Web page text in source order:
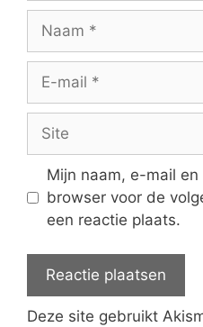
mail
Mijn naam, e-mail
browser voor de
een reactie plaats.
Deze site gebruikt